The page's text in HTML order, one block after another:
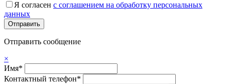
Я согласен с соглашением на обработку персональных
данных
Отправить сообщение
×
Имя*
Контактный телефон*